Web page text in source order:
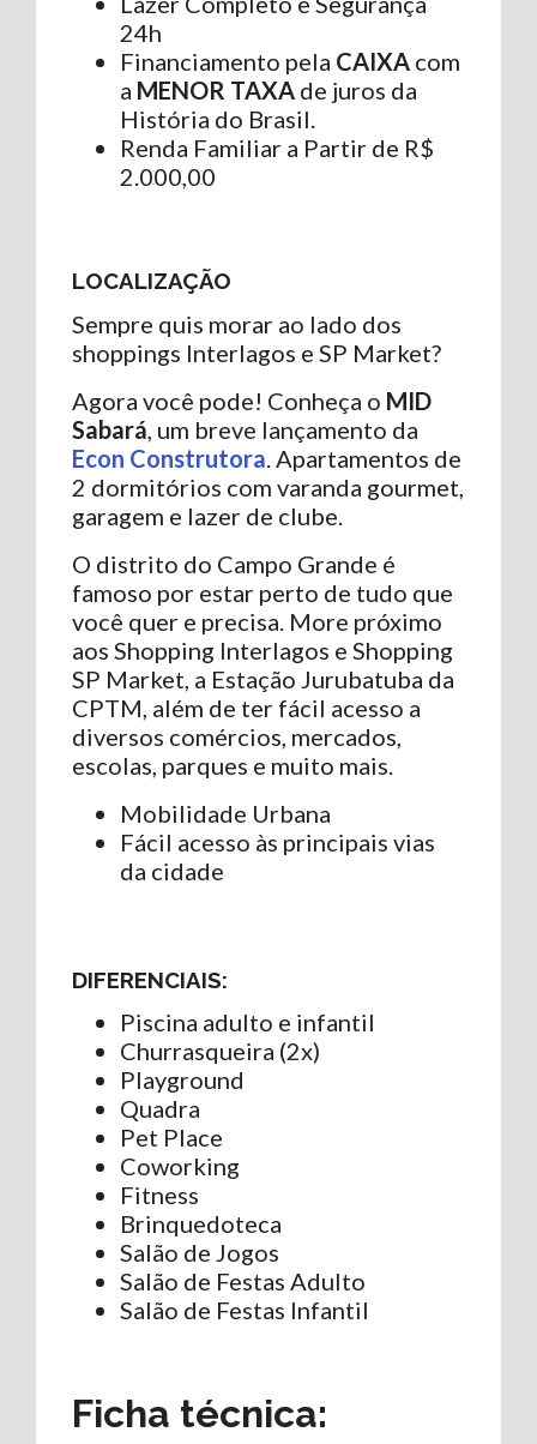
24h
Financiamento pela CAIXA com
a MENOR TAXA de juros da
História do Brasil.
Renda Familiar a Partir de R$
2.000,00
LOCALIZAÇÃO
Sempre quis morar ao lado dos
shoppings Interlagos e SP Market?
Agora você pode! Conheça o MID
Sabará , um breve lançamento da
Econ Construtora . Apartamentos de
2 dormitórios com varanda gourmet,
garagem e lazer de clube.
O distrito do Campo Grande é
famoso por estar perto de tudo que
você quer e precisa. More próximo
aos Shopping Interlagos e Shopping
SP Market, a Estação Jurubatuba da
CPTM, além de ter fácil acesso a
diversos comércios, mercados,
escolas, parques e muito mais.
Mobilidade Urbana
Fácil acesso às principais vias
da cidade
DIFERENCIAIS:
Piscina adulto e infantil
Churrasqueira (2x)
Playground
Quadra
Pet Place
Coworking
Fitness
Brinquedoteca
Salão de Jogos
Salão de Festas Adulto
Salão de Festas Infantil
Ficha técnica: